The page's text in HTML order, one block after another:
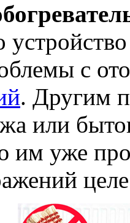
с
. Другим
или
им уже